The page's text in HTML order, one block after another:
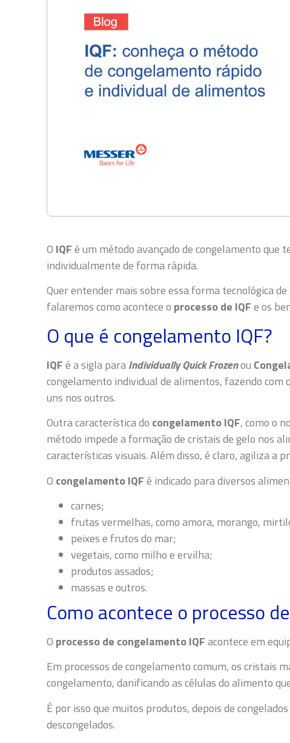
O IQFé um método avançado de congelamento que
individualmente de forma rápida.
Quer entender mais sobre essa forma tecnológica
falaremos como acontece o processo de IQFe os
O que é congelamento IQF?
IQFé a sigla paraIndividually Quick Frozenou
congelamento individual de alimentos, fazendo
uns nos outros.
Outra característica do congelamento IQF, como o
método impede a formação de cristais de gelo nos
características visuais. Além disso, é claro, agiliza a
O congelamento IQFé indicado para diversos
carnes;
frutas vermelhas, como amora, morango,
peixes e frutos do mar;
vegetais, como milho e ervilha;
produtos assados;
massas e outros.
Como acontece o processo
O processo de congelamento IQFacontece em
Em processos de congelamento comum, os cristais
congelamento, danificando as células do alimento
É por isso que muitos produtos, depois de
descongelados.